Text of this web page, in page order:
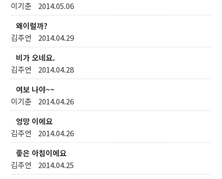
이기춘
2014.05.06
왜이럴까?
김주언
2014.04.29
비가 오네요.
김주언
2014.04.28
여보 나야~~
이기춘
2014.04.26
엉망 이에요
김주언
2014.04.26
좋은 아침이에요
김주언
2014.04.25